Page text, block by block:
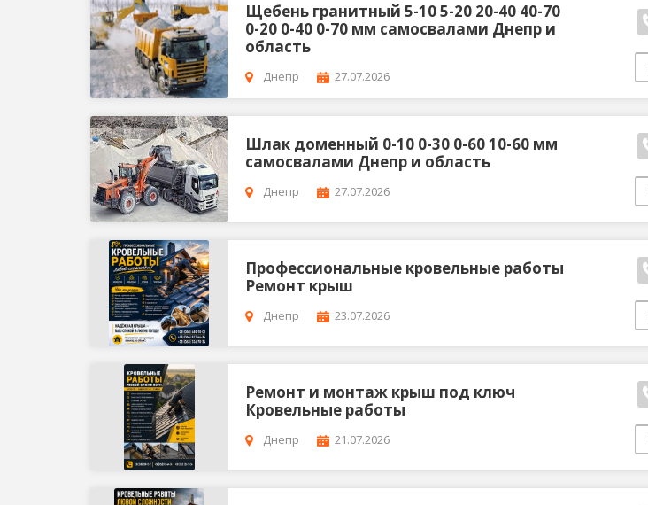
Щебень гранитный 5-10 5-20 20-40 40-70
0-20 0-40 0-70 мм самосвалами Днепр и
область
Днепр 27.07.2026
Шлак доменный 0-10 0-30 0-60 10-60 мм
самосвалами Днепр и область
Днепр 27.07.2026
Профессиональные кровельные работы
Ремонт крыш
Днепр 23.07.2026
Ремонт и монтаж крыш под ключ
Кровельные работы
Днепр 21.07.2026